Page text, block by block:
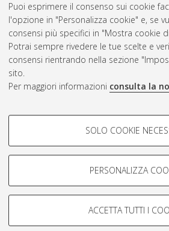
Puoi esprimere il consenso sui cookie
l'opzione in "Personalizza cookie" e, se
consensi più specifici in "Mostra cookie
Potrai sempre rivedere le tue scelte e
consensi rientrando nella sezione
sito.
Per maggiori informazioni consulta la
COOKIE DI PROFILAZIONE -
Si tratta di cookie utilizzati per
navigazione degli utenti, creare profili in
Mostra cookie di profilazione
COOKIE TECNICI - NECESSARI
SOLO COOKIE
PERSONALIZZA
ACCETTA TUTTI I
Rss 1.0
Rss 2.0
ISSN: 2038-7946
Impostazioni Cookie
Informativa sulla privacy
Condizioni d’uso del sito